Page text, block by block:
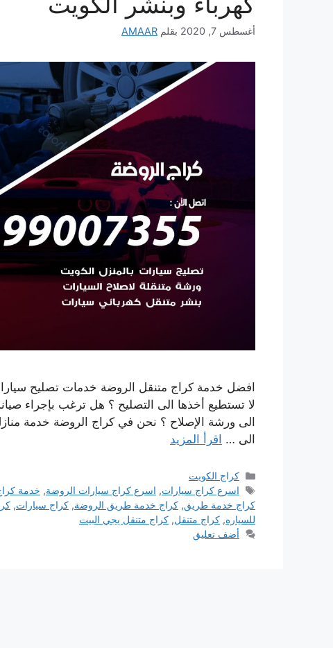
أغسطس 7, 2020 بقلم AMAAR
افضل خدمة كراج متنقل الروضة خدمات تصليح
لا تستطيع أخذها الى التصليح ؟ هل ترغب بإجراء
الى ورشة الإصلاح ؟ نحن في كراج الروضة خدمة
الى … اقرأ المزيد
التصنيفات
كراج الكويت
الوسوم
اسرع كراج سيارات, اسرع كراج سيارات الروضة, خدمة
كراج خدمة طريق, كراج خدمة طريق الروضة, كراج سيارات,
للسياره, كراج متنقل, كراج متنقل يجي البيت
أضف تعليق